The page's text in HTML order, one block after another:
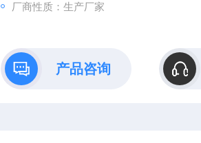
★湿容重标尺范围: 1.2
厂商性质：生产厂家
产品咨询